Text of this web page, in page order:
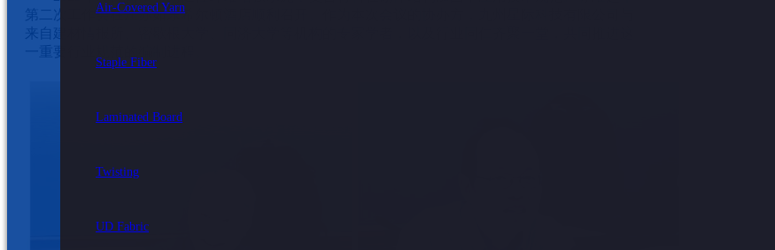
Air-Covered Yarn
Staple Fiber
Laminated Board
Twisting
UD Fabric
第二次工作会在江苏如东希尔顿酒店顺利召开。作为本次会议的协办方，九州星际科技有限公司与
来自建材情报所、密歇根大学、同济大学等机构的专家学者，以及行业同仁齐聚一堂，共同推进这
一重要行业规范的编制进程。